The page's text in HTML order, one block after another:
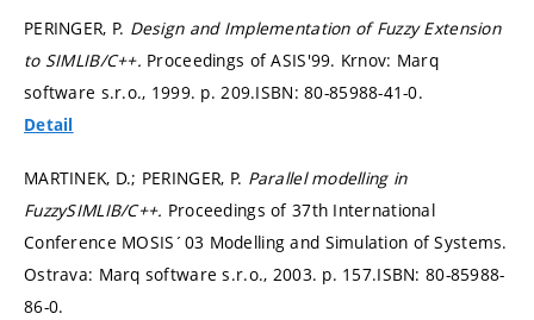
PERINGER, P. Design and Implementation of Fuzzy Extension
to SIMLIB/C++. Proceedings of ASIS'99. Krnov: Marq
software s.r.o., 1999. p. 209.ISBN: 80-85988-41-0.
Detail
MARTINEK, D.; PERINGER, P. Parallel modelling in
FuzzySIMLIB/C++. Proceedings of 37th International
Conference MOSIS´03 Modelling and Simulation of Systems.
Ostrava: Marq software s.r.o., 2003. p. 157.ISBN: 80-85988-
86-0.